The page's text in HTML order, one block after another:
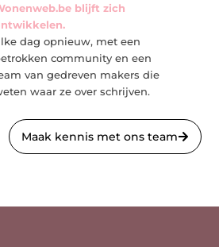
blijft zich
dag opnieuw, met een
community en een
van gedreven makers die
waar ze over schrijven.
Maak kennis met ons team